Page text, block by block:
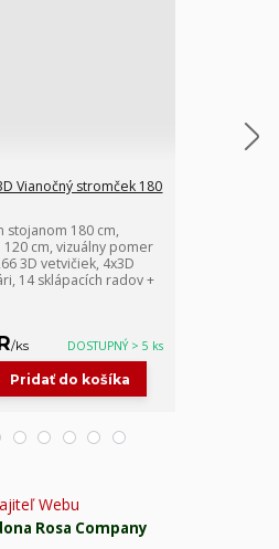
Vianočný stromček 180
stojanom 180 cm,
120 cm, vizuálny pomer
3D vetvičiek, 4x3D
14 sklápacích radov +
/ks DOSTUPNÝ > 5 ks
Pridať do košíka
Webu
Rosa Company